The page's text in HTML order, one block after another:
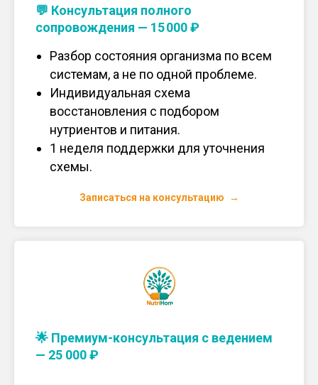
💬 Консультация полного
сопровождения — 15 000 ₽
Разбор состояния организма по всем
системам, а не по одной проблеме.
Индивидуальная схема
восстановления с подбором
нутриентов и питания.
1 неделя поддержки для уточнения
схемы.
Записаться на консультацию
🌟 Премиум-консультация с ведением
— 25 000 ₽